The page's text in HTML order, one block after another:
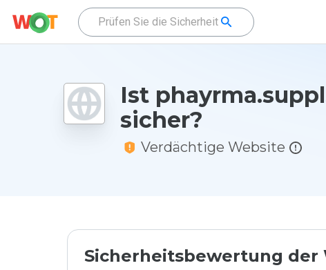
Ist
sicher?
Verdächtige Website
Sicherheitsbewertung der